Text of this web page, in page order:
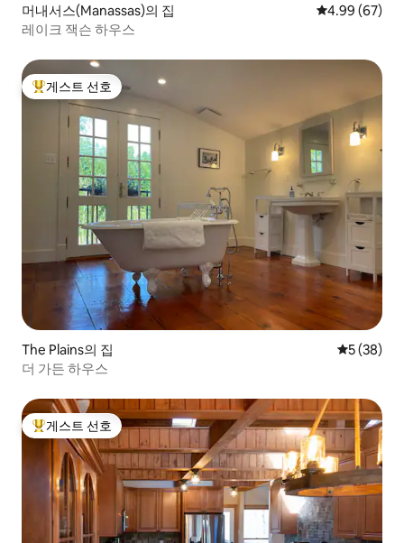
머내서스(Manassas)의 집 평점 4.99점(5
4.99 (67)
레이크 잭슨 하우스
상위 게스트 선호
게스트 선호
The Plains의 집 평점 5점(5
5 (38)
더 가든 하우스
상위 게스트 선호
게스트 선호